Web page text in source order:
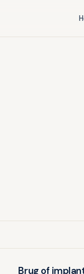
Brug of